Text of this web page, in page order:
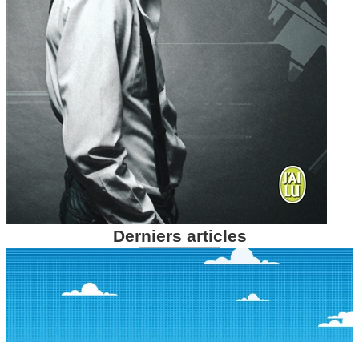
Derniers articles